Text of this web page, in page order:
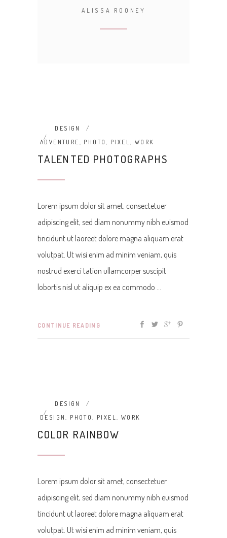
ALISSA ROONEY
DESIGN
ADVENTURE
PHOTO PIXEL ,WORK
TALENTED PHOTOGRAPHS
Lorem ipsum dolor sit amet, consectetuer
adipiscing elit, sed diam nonummy nibh euismod
tincidunt ut laoreet dolore magna aliquam erat
volutpat. Ut wisi enim ad minim veniam, quis
nostrud exerci tation ullamcorper suscipit
lobortis nisl ut aliquip ex ea commodo
CONTINUE READING
DESIGN
DESIGN
PHOTO PIXEL WORK
COLOR RAINBOW
Lorem ipsum dolor sit amet, consectetuer
adipiscing elit, sed diam nonummy nibh euismod
tincidunt ut laoreet dolore magna aliquam erat
volutpat. Ut wisi enim ad minim veniam, quis